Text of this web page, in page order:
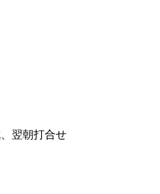
翌朝打合せ